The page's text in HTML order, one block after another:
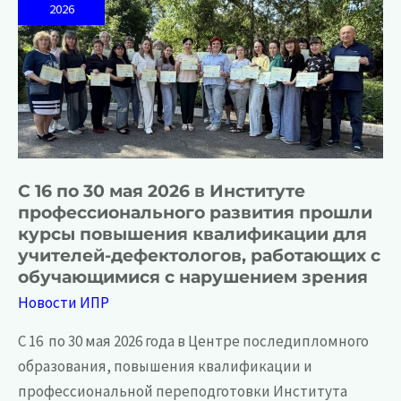
директора
по
воспитанию
и
взаимодействию
детскими
общественными
объединениями,
для
тьюторов
и
учителей
истории
2026
С 16 по 30 мая 2026 в Институте
профессионального развития прошли
курсы повышения квалификации для
учителей-дефектологов, работающих с
обучающимися с нарушением зрения
Новости ИПР
С 16 по 30 мая 2026 года в Центре последипломного
образования, повышения квалификации и
профессиональной переподготовки Института